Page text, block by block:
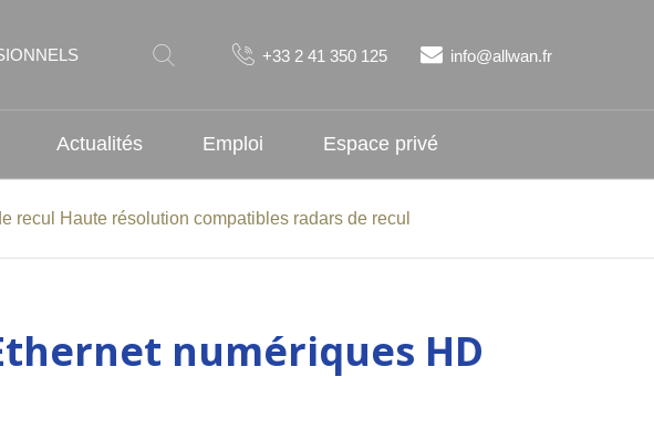
+33 2 41 350 125 info@allwan.fr
Actualités Emploi Espace privé
recul Haute résolution compatibles radars de recul
numériques HD